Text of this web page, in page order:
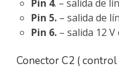
Pin 4. – salida de
Pin 5. – salida de
Pin 6. – salida 12
Conector C2 ( control